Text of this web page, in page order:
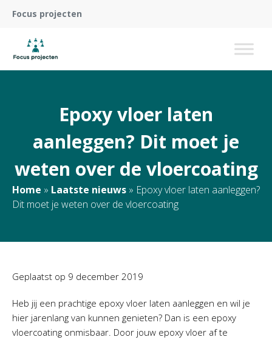
Focus projecten
Epoxy vloer laten
aanleggen? Dit moet je
weten over de vloercoating
Home » Laatste nieuws » Epoxy vloer laten aanleggen?
Dit moet je weten over de vloercoating
Geplaatst op 9 december 2019
Heb jij een prachtige epoxy vloer laten aanleggen en wil je
hier jarenlang van kunnen genieten? Dan is een epoxy
vloercoating onmisbaar. Door jouw epoxy vloer af te